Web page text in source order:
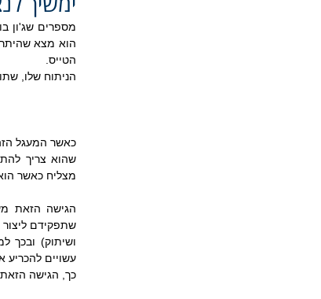
הטייס.
הניתוח שלו,
מצליח כאשר
עשויים
כך, הגישה